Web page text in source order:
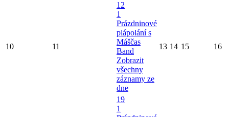
10 11
12
1
Prázdninové
plápolání s
Máščas
Band
Zobrazit
všechny
záznamy ze
dne
13 14 15 16
19
1